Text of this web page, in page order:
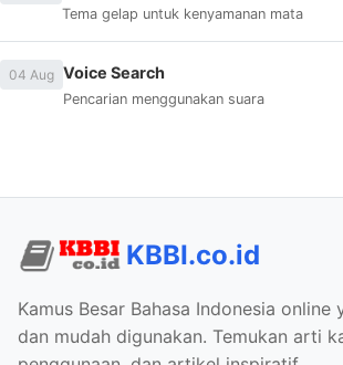
Tema gelap untuk kenyamanan mata
04 Aug Voice Search
Pencarian menggunakan suara
KBBI.co.id
Kamus Besar Bahasa Indonesia online
dan mudah digunakan. Temukan arti